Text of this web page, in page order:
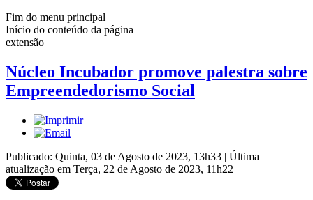
Fim do menu principal
Início do conteúdo da página
extensão
Núcleo Incubador promove palestra sobre
Empreendedorismo Social
Publicado: Quinta, 03 de Agosto de 2023, 13h33 | Última
atualização em Terça, 22 de Agosto de 2023, 11h22